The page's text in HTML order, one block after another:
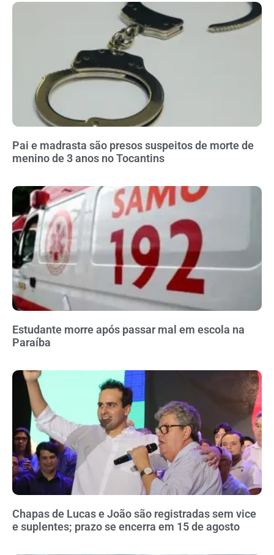
Pai e madrasta são presos suspeitos de morte de
menino de 3 anos no Tocantins
Estudante morre após passar mal em escola na
Paraíba
Chapas de Lucas e João são registradas sem vice
e suplentes; prazo se encerra em 15 de agosto